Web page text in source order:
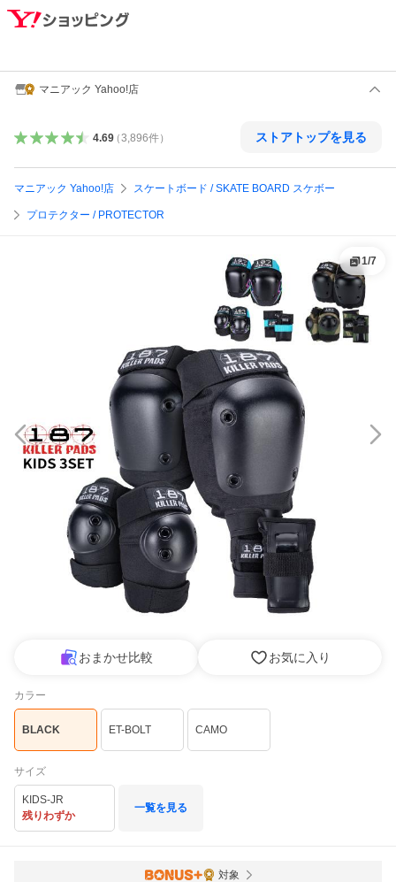
マニアック Yahoo!店
4.69（3,896件） ストアトップを見る
マニアック Yahoo!店 スケートボード / SKATE BOARD スケボー
プロテクター / PROTECTOR
1/7
おまかせ比較 お気に入り
カラー
BLACK ET-BOLT CAMO
サイズ
KIDS-JR
残りわずか
一覧を見る
対象